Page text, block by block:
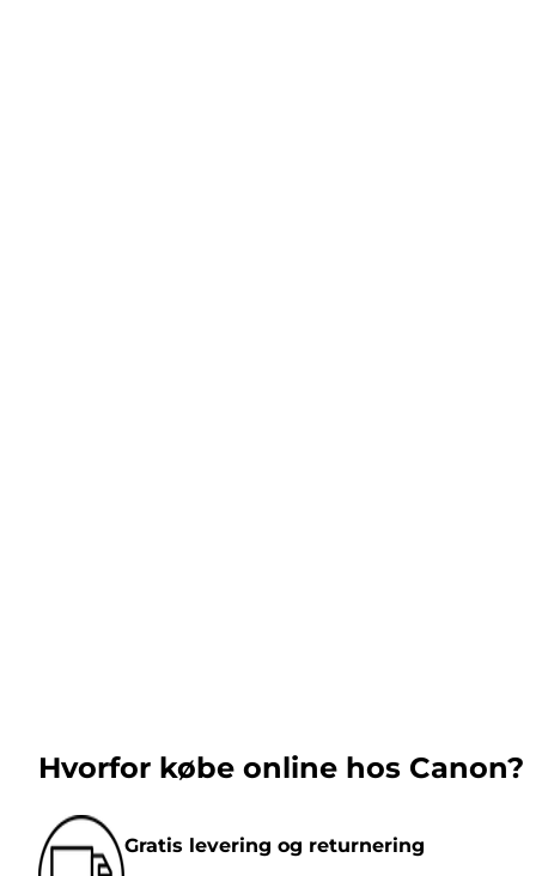
Hvorfor købe online hos Canon?
Gratis levering og returnering